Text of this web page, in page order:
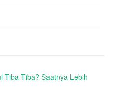
Tiba-Tiba? Saatnya Lebih